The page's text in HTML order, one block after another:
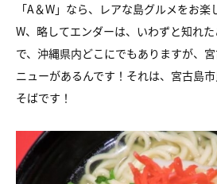
「A＆W」なら、レアな島グルメをお
W、略してエンダーは、いわずと知れ
で、沖縄県内どこにでもありますが、
ニューがあるんです！それは、宮古島
そばです！